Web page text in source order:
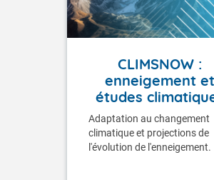
CLIMSNOW :
enneigement et
études
Adaptation au changement
climatique et projections de
l'évolution de l'enneigement.